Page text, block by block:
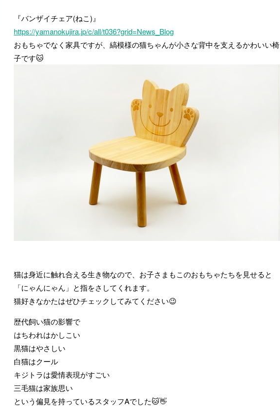
『バンザイチェア(ねこ)』
https://yamanokujira.jp/c/all/t036?grid=News_Blog
おもちゃでなく家具ですが、縞模様の猫ちゃんが小さな背中を支えるかわいい椅
子です🐱
猫は身近に触れ合える生き物なので、お子さまもこのおもちゃたちを見せると
「にゃんにゃん」と指をさしてくれます。
猫好きなかたはぜひチェックしてみてください😉
歴代飼い猫の影響で
はちわれはかしこい
黒猫はやさしい
白猫はクール
キジトラは愛情表現がすごい
三毛猫は家族思い
という偏見を持っているスタッフAでした🐱👋